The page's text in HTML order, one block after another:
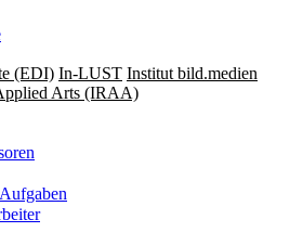
(EDI) In-LUST Institut bild.medien
Arts (IRAA)